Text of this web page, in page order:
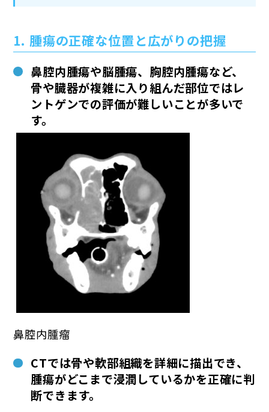
1. 腫瘍の正確な位置と広がりの把握
鼻腔内腫瘍や脳腫瘍、胸腔内腫瘍など、
骨や臓器が複雑に入り組んだ部位ではレ
ントゲンでの評価が難しいことが多いで
す。
鼻腔内腫瘤
CTでは骨や軟部組織を詳細に描出でき、
腫瘍がどこまで浸潤しているかを正確に判
断できます。